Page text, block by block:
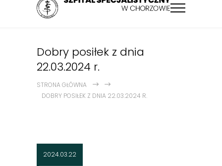
Dobry posiłek z dnia
22.03.2024 r.
STRONA GŁÓWNA
DOBRY POSIŁEK Z DNIA 22.03.2024 R.
2024.03.22